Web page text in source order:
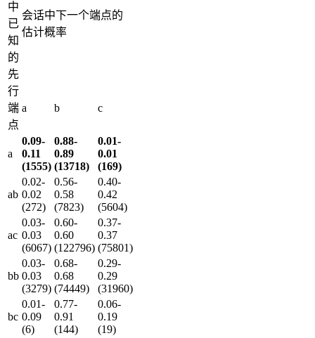
中
已
知
的
先
行
端
点
会话中下一个端点的
估计概率
a b c
a
0.09-
0.11
(1555)
0.88-
0.89
(13718)
0.01-
0.01
(169)
ab
0.02-
0.02
(272)
0.56-
0.58
(7823)
0.40-
0.42
(5604)
ac
0.03-
0.03
(6067)
0.60-
0.60
(122796)
0.37-
0.37
(75801)
bb
0.03-
0.03
(3279)
0.68-
0.68
(74449)
0.29-
0.29
(31960)
bc
0.01-
0.09
(6)
0.77-
0.91
(144)
0.06-
0.19
(19)